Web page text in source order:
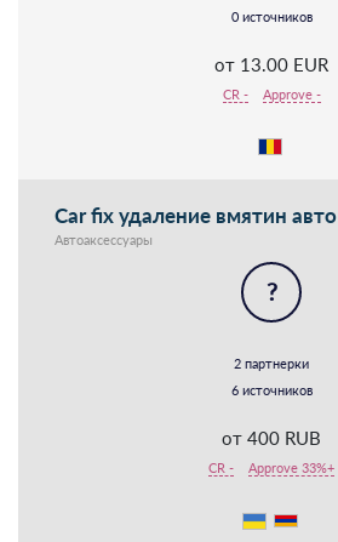
0 источников
от 13.00 EUR
CR - Approve -
Car fix удаление вмятин авто
Автоаксессуары
?
2 партнерки
6 источников
от 400 RUB
CR - Approve 33%+